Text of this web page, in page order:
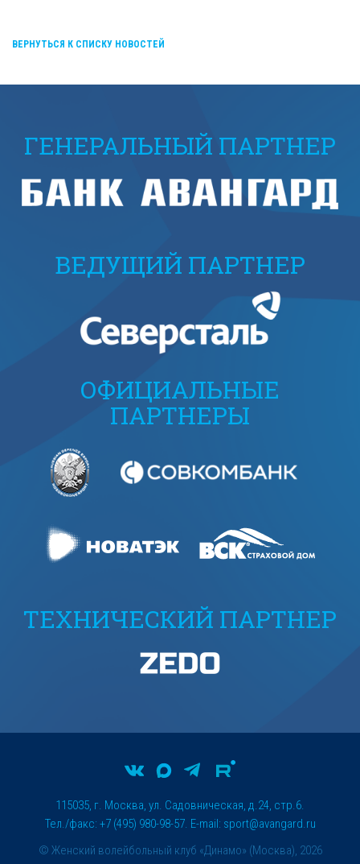
ВЕРНУТЬСЯ К СПИСКУ НОВОСТЕЙ
ГЕНЕРАЛЬНЫЙ ПАРТНЕР
ВЕДУЩИЙ ПАРТНЕР
ОФИЦИАЛЬНЫЕ
ПАРТНЕРЫ
ТЕХНИЧЕСКИЙ ПАРТНЕР
© Женский волейбольный клуб «Динамо» (Москва), 2026
115035, г. Москва, ул. Садовническая, д.24, стр.6.
Тел./факс: +7 (495) 980-98-57. E-mail: sport@avangard.ru